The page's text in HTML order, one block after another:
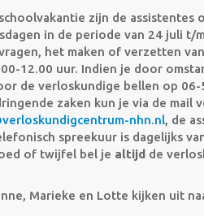
zijn de assistentes
in de periode van 24 juli t/
het maken of verzetten
12.00 uur. Indien je door
de verloskundige bellen op
zaken kun je via de mail
nhn.nl, de
spreekuur is dagelijks
of twijfel bel je altijd de
Marieke en Lotte kijken uit